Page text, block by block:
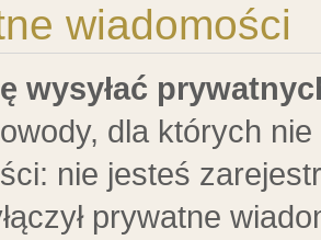
wiadomości
wysyłać
dla których
nie jesteś
prywatne